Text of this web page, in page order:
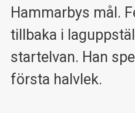
Hammarbys mål.
tillbaka i
startelvan. Han
första halvlek.